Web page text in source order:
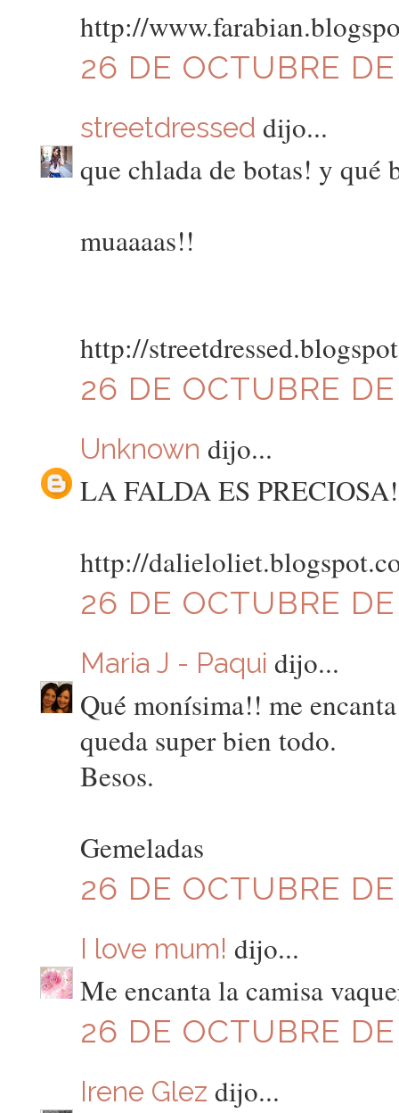
http://
26 DE OCTUBRE
streetdressed dijo...
que chlada de botas! y qué
muaaaas!!
http://
26 DE OCTUBRE
Unknown dijo...
LA FALDA ES
http://
26 DE OCTUBRE
Maria J - Paqui dijo...
Qué monísima!! me
queda super bien todo.
Besos.
Gemeladas
26 DE OCTUBRE
I love mum! dijo...
Me encanta la camisa
26 DE OCTUBRE
Irene Glez dijo...